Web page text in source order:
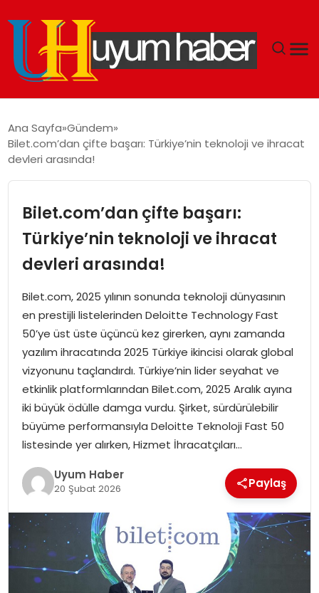
EKONOMI
SPOR
TEKNOLOJI
SAĞLIK
MAGAZIN
YAŞAM
Ana Sayfa Gündem
Bilet.com’dan çifte başarı: Türkiye’nin teknoloji ve ihracat
devleri arasında!
Bilet.com’dan çifte başarı:
Türkiye’nin teknoloji ve ihracat
devleri arasında!
Bilet.com, 2025 yılının sonunda teknoloji dünyasının
en prestijli listelerinden Deloitte Technology Fast
50’ye üst üste üçüncü kez girerken, aynı zamanda
yazılım ihracatında 2025 Türkiye ikincisi olarak global
vizyonunu taçlandırdı. Türkiye’nin lider seyahat ve
etkinlik platformlarından Bilet.com, 2025 Aralık ayına
iki büyük ödülle damga vurdu. Şirket, sürdürülebilir
büyüme performansıyla Deloitte Teknoloji Fast 50
listesinde yer alırken, Hizmet İhracatçıları…
Uyum Haber
20 Şubat 2026 Paylaş